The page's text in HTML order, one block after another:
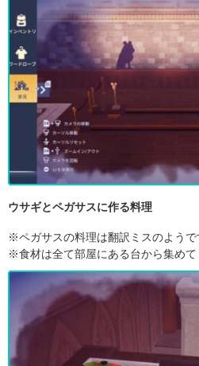
ウサギとペガサスに作る料理
※ペガサスの料理は翻訳ミスのよう
※食材は全て部屋にある台から集めて